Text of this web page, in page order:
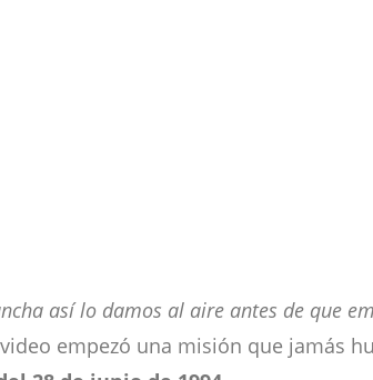
así lo damos al aire antes de que
empezó una misión que jamás